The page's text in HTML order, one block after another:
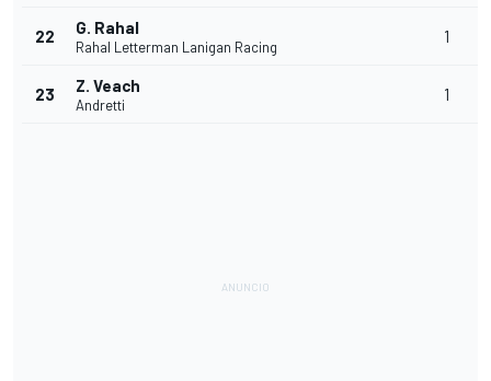
22 G. Rahal
Rahal Letterman Lanigan Racing
1
23 Z. Veach
Andretti
1